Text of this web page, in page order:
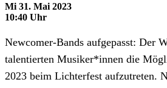
Mi 31. Mai 2023
10:40 Uhr
Newcomer-Bands aufgepasst: Der
talentierten Musiker*innen die
2023 beim Lichterfest aufzutreten.